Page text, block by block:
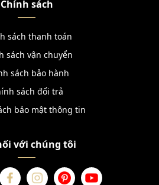
Chính sách
sách thanh toán
sách vận chuyển
sách bảo hành
sách đổi trả
bảo mật thông tin
với chúng tôi